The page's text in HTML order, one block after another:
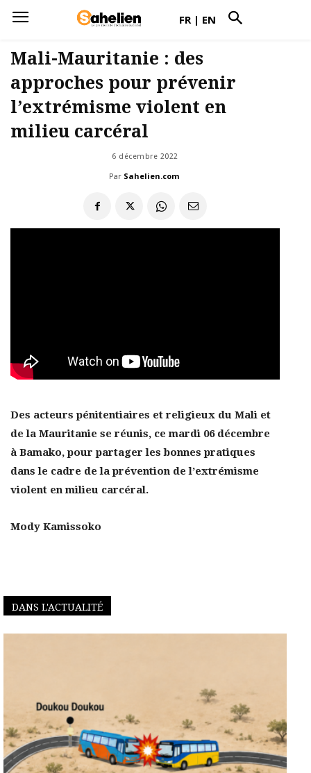
FR | EN
Mali-Mauritanie : des
approches pour prévenir
l’extrémisme violent en
milieu carcéral
6 décembre 2022
Par Sahelien.com
Des acteurs pénitentiaires et religieux du Mali et
de la Mauritanie se réunis, ce mardi 06 décembre
à Bamako, pour partager les bonnes pratiques
dans le cadre de la prévention de l’extrémisme
violent en milieu carcéral.
Mody Kamissoko
DANS L'ACTUALITÉ